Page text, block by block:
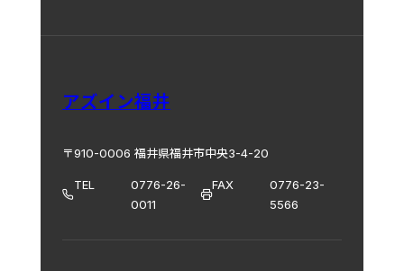
アズイン福井
〒910-0006 福井県福井市中央3-4-20
TEL
0776-26-
0011
FAX
0776-23-
5566